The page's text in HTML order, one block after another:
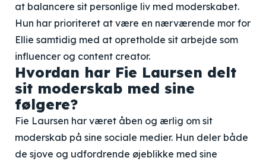
at balancere sit personlige liv med moderskabet.
Hun har prioriteret at være en nærværende mor for
Ellie samtidig med at opretholde sit arbejde som
influencer og content creator.
Hvordan har Fie Laursen delt
sit moderskab med sine
følgere?
Fie Laursen har været åben og ærlig om sit
moderskab på sine sociale medier. Hun deler både
de sjove og udfordrende øjeblikke med sine